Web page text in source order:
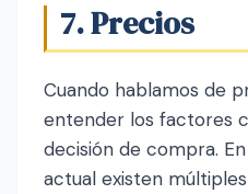
7. Precios
Cuando hablamos de
entender los factores
decisión de compra.
actual existen